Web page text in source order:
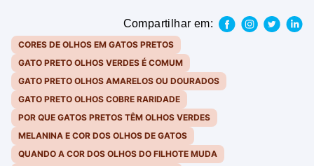
Compartilhar em:
CORES DE OLHOS EM GATOS PRETOS
GATO PRETO OLHOS VERDES É COMUM
GATO PRETO OLHOS AMARELOS OU DOURADOS
GATO PRETO OLHOS COBRE RARIDADE
POR QUE GATOS PRETOS TÊM OLHOS VERDES
MELANINA E COR DOS OLHOS DE GATOS
QUANDO A COR DOS OLHOS DO FILHOTE MUDA